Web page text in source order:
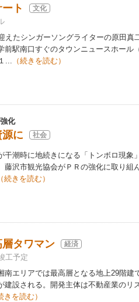
ト 文化
たシンガーソングライターの原田真
前駅南口すぐのタウンニュースホール
... （続きを読む）
化
源に 社会
潮時に地続きになる「トンボロ現象
藤沢市観光協会がＰＲの強化に取り組
（続きを読む）
タワマン 経済
工予定
エリアでは最高層となる地上29階建
建設される。開発主体は不動産業のリ
きを読む）